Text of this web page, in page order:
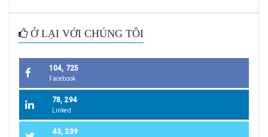
Ở LẠI VỚI CHÚNG TÔI
104, 725
Facebook
78, 294
Linked
43, 239